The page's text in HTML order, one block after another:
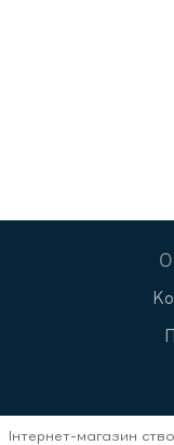
Інтернет-магазин